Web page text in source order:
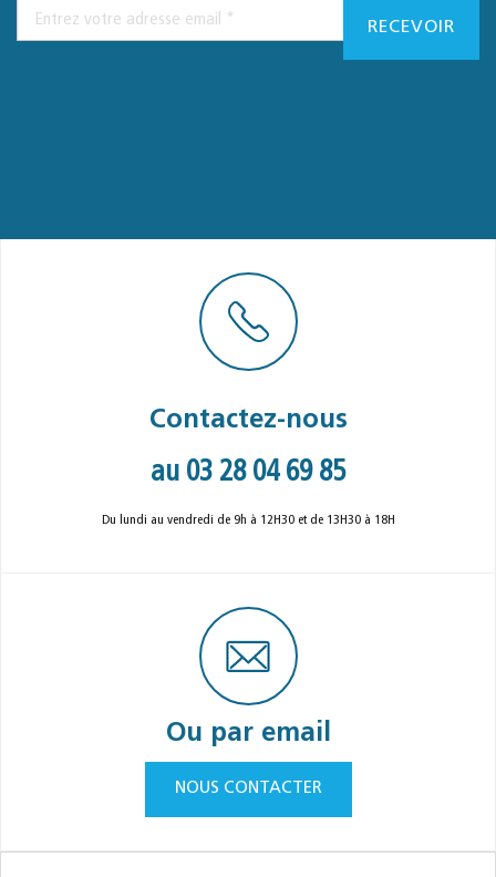
Contactez-nous
au 03 28 04 69 85
Du lundi au vendredi de 9h à 12H30 et de 13H30 à 18H
Ou par email
NOUS CONTACTER